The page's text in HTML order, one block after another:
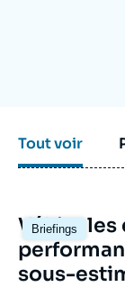
Tout voir
Briefings
Image
principale
Véhicules
sous-